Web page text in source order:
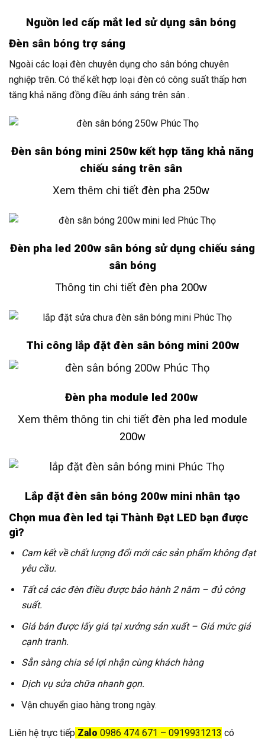
Nguồn led cấp mắt led sử dụng sân bóng
Đèn sân bóng trợ sáng
Ngoài các loại đèn chuyên dụng cho sân bóng chuyên
nghiệp trên. Có thể kết hợp loại đèn có công suất thấp hơn
tăng khả năng đồng điều ánh sáng trên sân .
Đèn sân bóng mini 250w kết hợp tăng khả năng
chiếu sáng trên sân
Xem thêm chi tiết đèn pha 250w
Đèn pha led 200w sân bóng sử dụng chiếu sáng
sân bóng
Thông tin chi tiết đèn pha 200w
Thi công lắp đặt đèn sân bóng mini 200w
Đèn pha module led 200w
Xem thêm thông tin chi tiết đèn pha led module
200w
Lắp đặt đèn sân bóng 200w mini nhân tạo
Chọn mua đèn led tại Thành Đạt LED bạn được
gì?
Cam kết về chất lượng đổi mới các sản phẩm không đạt
yêu cầu.
Tất cả các đèn điều được bảo hành 2 năm – đủ công
suất.
Giá bán được lấy giá tại xưởng sản xuất – Giá mức giá
cạnh tranh.
Sẵn sàng chia sẻ lợi nhận cùng khách hàng
Dịch vụ sửa chữa nhanh gọn.
Vận chuyển giao hàng trong ngày.
Liên hệ trực tiếp Zalo 0986 474 671 – 0919931213 có